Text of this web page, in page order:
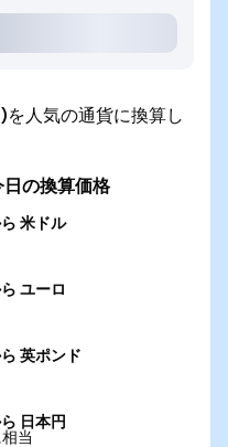
気の通貨に換算し
の換算価格
米ドル
ユーロ
英ポンド
日本円
当